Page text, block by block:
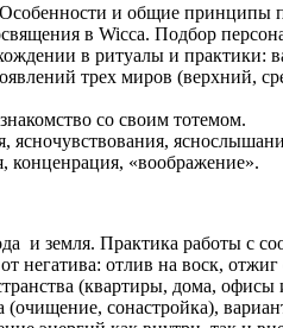
и общие принципы
в Wicca. Подбор
в ритуалы и практики:
трех миров (верхний,
со своим тотемом.
ясночувствования,
конценрация, «воображение».
и земля. Практика работы с
негатива: отлив на воск,
(квартиры, дома, офисы
(очищение, сонастройка),